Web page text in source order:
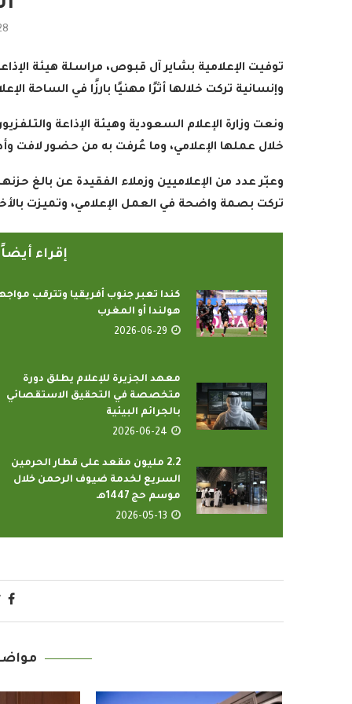
توفيت الإعلامية بشاير آل قبوص، مراسلة هيئة
وإنسانية تركت خلالها أثرًا مهنيًا بارزًا في الساحة
ونعت وزارة الإعلام السعودية وهيئة الإذاعة
خلال عملها الإعلامي، وما عُرفت به من حضور لافت
وعبّر عدد من الإعلاميين وزملاء الفقيدة عن بالغ
تركت بصمة واضحة في العمل الإعلامي، وتميزت
إقراء
كندا تعبر جنوب أفريقيا وتترقب
هولندا أو المغرب
2026-06-29
معهد الجزيرة للإعلام يطلق دورة
متخصصة في التحقيق الاستقصائي
بالجرائم البيئية
2026-06-24
2.2 مليون مقعد على قطار الحرمين
السريع لخدمة ضيوف الرحمن خلال
موسم حج 1447هـ
2026-05-13